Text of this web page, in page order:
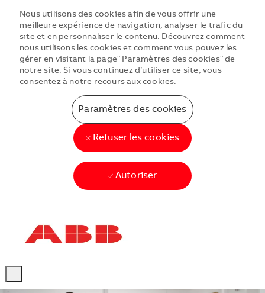
Nous utilisons des cookies afin de vous offrir une
meilleure expérience de navigation, analyser le trafic du
site et en personnaliser le contenu. Découvrez comment
nous utilisons les cookies et comment vous pouvez les
gérer en visitant la page" Paramètres des cookies" de
notre site. Si vous continuez d’utiliser ce site, vous
consentez à notre recours aux cookies.
Paramètres des cookies
Refuser les cookies
Autoriser